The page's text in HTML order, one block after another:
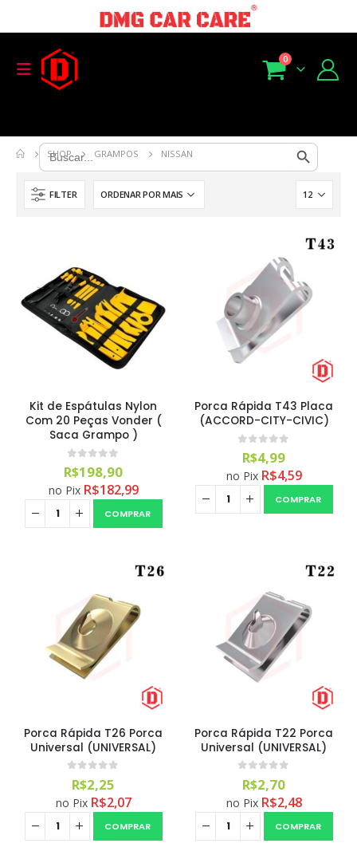
Search
for:
Search Button
0
SHOP GRAMPOS NISSAN
FILTER
Kit de Espátulas Nylon
Com 20 Peças Vonder (
Saca Grampo )
R$198,90
no Pix R$182,99
COMPRAR
Porca Rápida T43 Placa
(ACCORD-CITY-CIVIC)
R$4,99
no Pix R$4,59
COMPRAR
Porca Rápida T26 Porca
Universal (UNIVERSAL)
R$2,25
no Pix R$2,07
COMPRAR
Porca Rápida T22 Porca
Universal (UNIVERSAL)
R$2,70
no Pix R$2,48
COMPRAR